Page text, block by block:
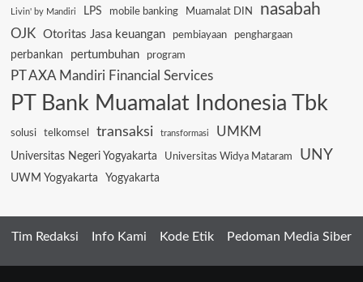
Livin' by Mandiri LPS mobile banking Muamalat DIN nasabah
OJK Otoritas Jasa keuangan pembiayaan
penghargaan
perbankan
pertumbuhan program
PT AXA Mandiri Financial Services
PT Bank Muamalat Indonesia Tbk
solusi telkomsel transaksi transformasi UMKM
Universitas Negeri Yogyakarta Universitas Widya Mataram UNY
UWM Yogyakarta Yogyakarta
Tim Redaksi Info Kami Kode Etik Pedoman Media Siber